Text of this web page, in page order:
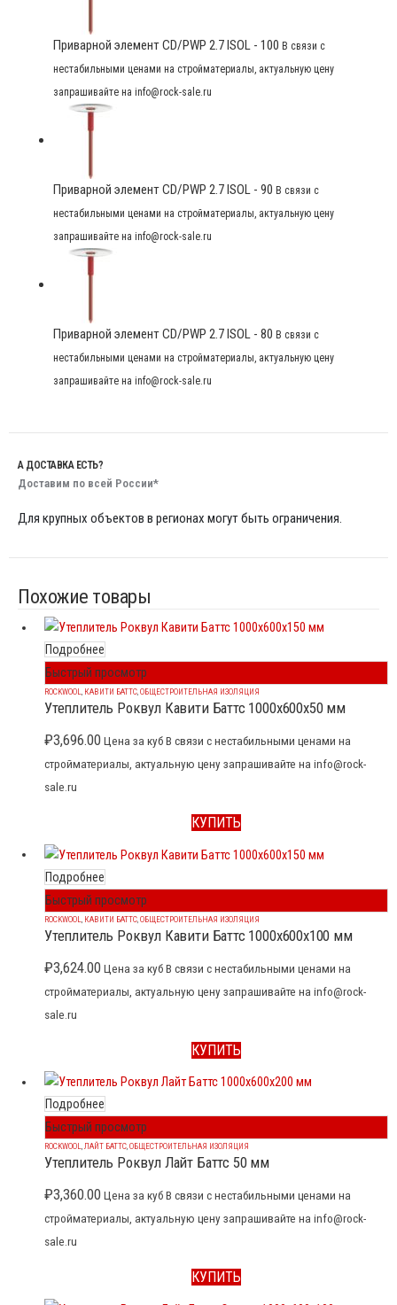
Приварной элемент CD/PWP 2.7 ISOL - 100 В связи с
нестабильными ценами на стройматериалы, актуальную цену
запрашивайте на info@rock-sale.ru
Приварной элемент CD/PWP 2.7 ISOL - 90 В связи с
нестабильными ценами на стройматериалы, актуальную цену
запрашивайте на info@rock-sale.ru
Приварной элемент CD/PWP 2.7 ISOL - 80 В связи с
нестабильными ценами на стройматериалы, актуальную цену
запрашивайте на info@rock-sale.ru
А ДОСТАВКА ЕСТЬ?
Доставим по всей России*
Для крупных объектов в регионах могут быть ограничения.
Похожие товары
Подробнее
Быстрый просмотр
ROCKWOOL, КАВИТИ БАТТС,ОБЩЕСТРОИТЕЛЬНАЯ ИЗОЛЯЦИЯ
Утеплитель Роквул Кавити Баттс 1000x600x50 мм
₽3,696.00 Цена за куб В связи с нестабильными ценами на
стройматериалы, актуальную цену запрашивайте на info@rock-
sale.ru
КУПИТЬ
Подробнее
Быстрый просмотр
ROCKWOOL КАВИТИ БАТТС ОБЩЕСТРОИТЕЛЬНАЯ ИЗОЛЯЦИЯ
Утеплитель Роквул Кавити Баттс 1000x600x100 мм
₽3,624.00 Цена за куб В связи с нестабильными ценами на
стройматериалы, актуальную цену запрашивайте на info@rock-
sale.ru
КУПИТЬ
Подробнее
Быстрый просмотр
ROCKWOOL,ЛАЙТ БАТТС,ОБЩЕСТРОИТЕЛЬНАЯ ИЗОЛЯЦИЯ
Утеплитель Роквул Лайт Баттс 50 мм
₽3,360.00 Цена за куб В связи с нестабильными ценами на
стройматериалы, актуальную цену запрашивайте на info@rock-
sale.ru
КУПИТЬ